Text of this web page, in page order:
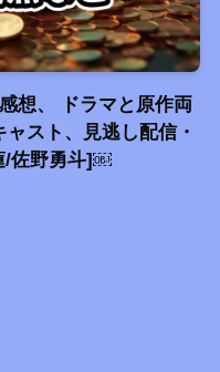
想、 ドラマと原作両
スト、見逃し配信・
/佐野勇斗]￼